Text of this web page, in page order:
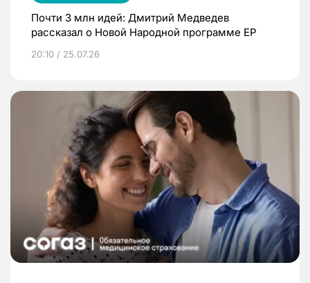
Почти 3 млн идей: Дмитрий Медведев
рассказал о Новой Народной программе ЕР
20:10 / 25.07.26